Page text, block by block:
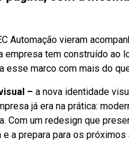
Automação vieram
empresa tem construído ao
esse marco com mais do
– a nova identidade
já era na prática:
Com um redesign que
a prepara para os próximos